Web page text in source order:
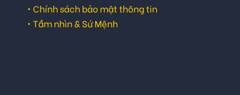
• Chính sách bảo mật thông tin
• Tầm nhìn & Sứ Mệnh